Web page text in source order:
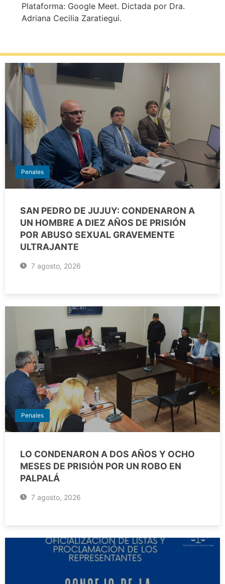
Plataforma: Google Meet. Dictada por Dra.
Adriana Cecilia Zaratiegui.
Penales
SAN PEDRO DE JUJUY: CONDENARON A
UN HOMBRE A DIEZ AÑOS DE PRISIÓN
POR ABUSO SEXUAL GRAVEMENTE
ULTRAJANTE
7 agosto, 2026
Penales
LO CONDENARON A DOS AÑOS Y OCHO
MESES DE PRISIÓN POR UN ROBO EN
PALPALÁ
7 agosto, 2026